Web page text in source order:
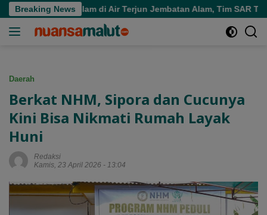
Langsung
ke
Breaking News
Tenggelam di Air Terjun Jembatan Alam, Tim SAR Turun
Daerah
Berkat NHM, Sipora dan Cucunya
Kini Bisa Nikmati Rumah Layak
Huni
Redaksi
Kamis, 23 April 2026 - 13:04